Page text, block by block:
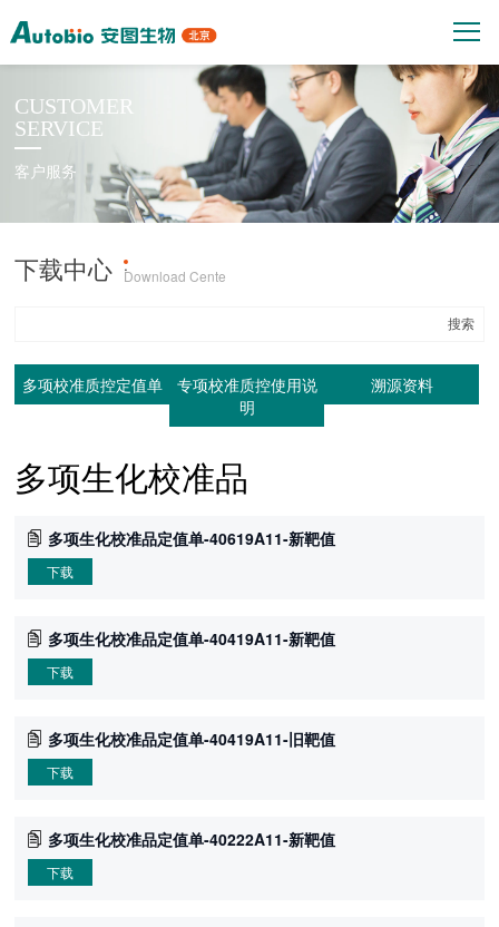
CUSTOMER
SERVICE
客户服务
下载中心 ·Download Cente
多项校准质控定值单
专项校准质控使用说
明
溯源资料
多项生化校准品
多项生化校准品定值单-40619A11-新靶值
下载
多项生化校准品定值单-40419A11-新靶值
下载
多项生化校准品定值单-40419A11-旧靶值
下载
多项生化校准品定值单-40222A11-新靶值
下载